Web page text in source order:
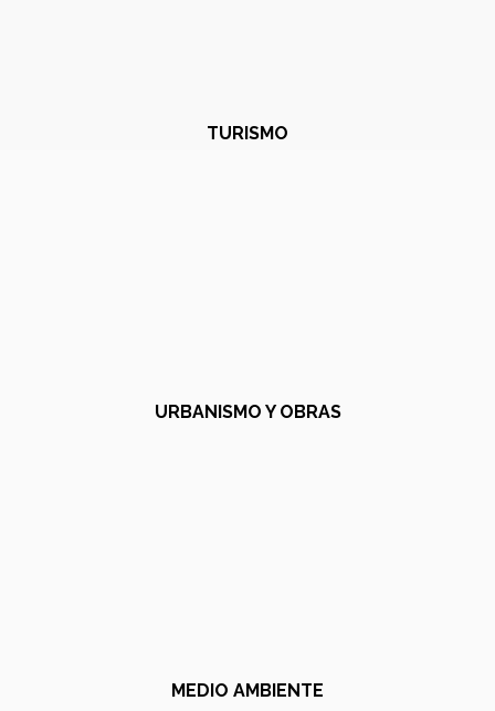
TURISMO
URBANISMO Y OBRAS
MEDIO AMBIENTE